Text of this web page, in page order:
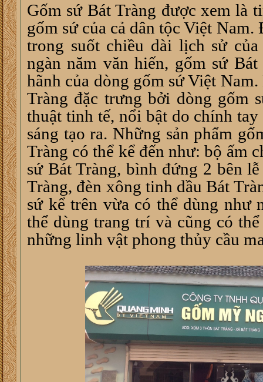
Gốm sứ Bát Tràng được xem là
gốm sứ của cả dân tộc Việt
trong suốt chiều dài lịch sử
ngàn năm văn hiến, gốm sứ
hãnh của dòng gốm sứ Việt
Tràng đặc trưng bởi dòng gốm
thuật tinh tế, nổi bật do chính
sáng tạo ra. Những sản phẩm
Tràng có thể kể đến như: bộ ấm
sứ Bát Tràng, bình đứng 2 bên
Tràng, đèn xông tinh dầu Bát
sứ kể trên vừa có thể dùng như
thể dùng trang trí và cũng có
những linh vật phong thủy cầu